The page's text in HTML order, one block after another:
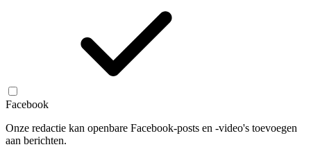
Facebook
Onze redactie kan openbare Facebook-posts en -video's toevoegen
aan berichten.